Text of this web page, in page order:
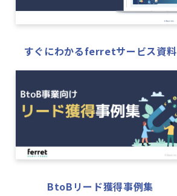
すぐにわかるferretサービス資料
BtoBリード獲得事例集